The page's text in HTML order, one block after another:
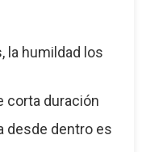
la humildad los
corta duración
desde dentro es